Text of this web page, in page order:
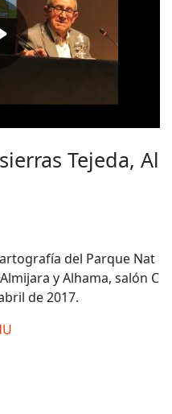
Tejeda, Al
del Parque Nat
y Alhama, salón C
de 2017.